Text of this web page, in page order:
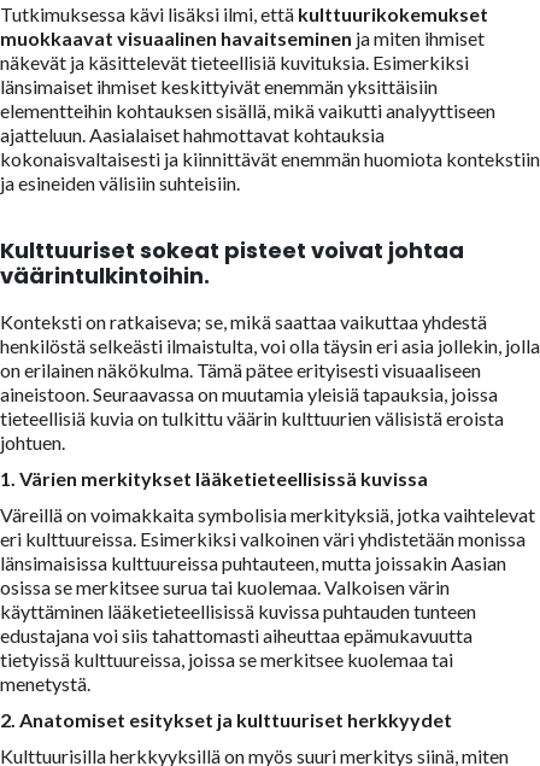
Tutkimuksessa kävi lisäksi ilmi, että kulttuurikokemukset
muokkaavat visuaalinen havaitseminen ja miten ihmiset
näkevät ja käsittelevät tieteellisiä kuvituksia. Esimerkiksi
länsimaiset ihmiset keskittyivät enemmän yksittäisiin
elementteihin kohtauksen sisällä, mikä vaikutti analyyttiseen
ajatteluun. Aasialaiset hahmottavat kohtauksia
kokonaisvaltaisesti ja kiinnittävät enemmän huomiota kontekstiin
ja esineiden välisiin suhteisiin.
Kulttuuriset sokeat pisteet voivat johtaa
väärintulkintoihin.
Konteksti on ratkaiseva; se, mikä saattaa vaikuttaa yhdestä
henkilöstä selkeästi ilmaistulta, voi olla täysin eri asia jollekin, jolla
on erilainen näkökulma. Tämä pätee erityisesti visuaaliseen
aineistoon. Seuraavassa on muutamia yleisiä tapauksia, joissa
tieteellisiä kuvia on tulkittu väärin kulttuurien välisistä eroista
johtuen.
1. Värien merkitykset lääketieteellisissä kuvissa
Väreillä on voimakkaita symbolisia merkityksiä, jotka vaihtelevat
eri kulttuureissa. Esimerkiksi valkoinen väri yhdistetään monissa
länsimaisissa kulttuureissa puhtauteen, mutta joissakin Aasian
osissa se merkitsee surua tai kuolemaa. Valkoisen värin
käyttäminen lääketieteellisissä kuvissa puhtauden tunteen
edustajana voi siis tahattomasti aiheuttaa epämukavuutta
tietyissä kulttuureissa, joissa se merkitsee kuolemaa tai
menetystä.
2. Anatomiset esitykset ja kulttuuriset herkkyydet
Kulttuurisilla herkkyyksillä on myös suuri merkitys siinä, miten